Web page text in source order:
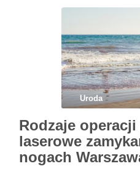
Uroda
Rodzaje
laserowe
nogach